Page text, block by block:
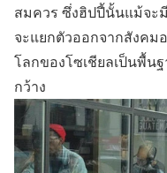
สมควร ซึ่งฮิปปี้นั้นแม้จะ
จะแยกตัวออกจากสังคม
โลกของโซเชียลเป็นพื้น
กว้าง